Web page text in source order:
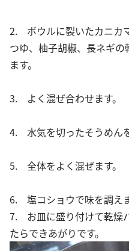
2. ボウルに裂いたカニカ
つゆ、柚子胡椒、長ネギ
ます。
3. よく混ぜ合わせます。
4. 水気を切ったそうめん
5. 全体をよく混ぜます。
6. 塩コショウで味を調えま
7. お皿に盛り付けて乾燥
たらできあがりです。